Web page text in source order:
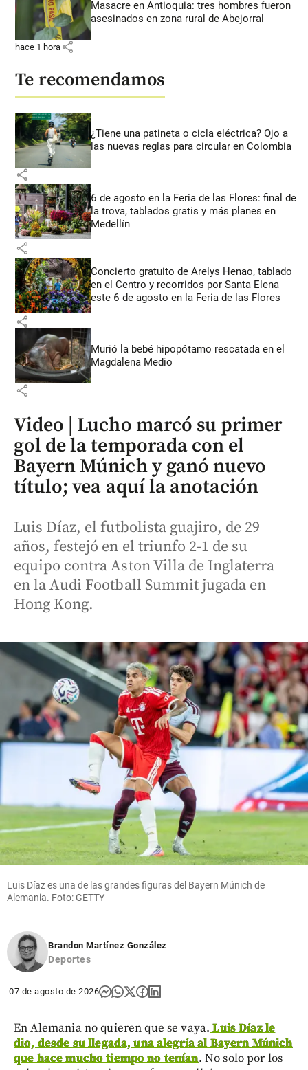
Masacre en Antioquia: tres hombres fueron
asesinados en zona rural de Abejorral
hace 1 hora share
Te recomendamos
¿Tiene una patineta o cicla eléctrica? Ojo a
las nuevas reglas para circular en Colombia
share
6 de agosto en la Feria de las Flores: final de
la trova, tablados gratis y más planes en
Medellín
share
Concierto gratuito de Arelys Henao, tablado
en el Centro y recorridos por Santa Elena
este 6 de agosto en la Feria de las Flores
share
Murió la bebé hipopótamo rescatada en el
Magdalena Medio
share
Video | Lucho marcó su primer
gol de la temporada con el
Bayern Múnich y ganó nuevo
título; vea aquí la anotación
Luis Díaz, el futbolista guajiro, de 29
años, festejó en el triunfo 2-1 de su
equipo contra Aston Villa de Inglaterra
en la Audi Football Summit jugada en
Hong Kong.
Luis Díaz es una de las grandes figuras del Bayern Múnich de
Alemania. Foto: GETTY
Brandon Martínez González
Deportes
07 de agosto de 2026
En Alemania no quieren que se vaya. Luis Díaz le
dio, desde su llegada, una alegría al Bayern Múnich
que hace mucho tiempo no tenían. No solo por los